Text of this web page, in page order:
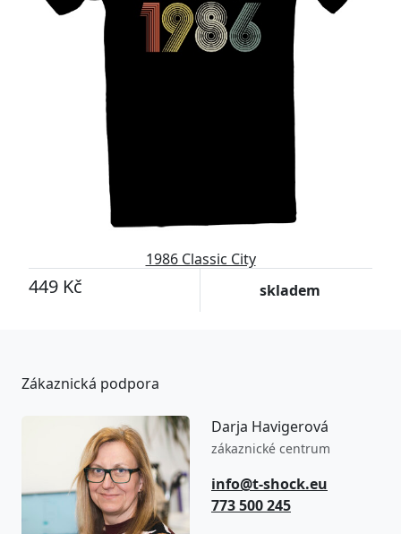
1986 Classic City
449 Kč skladem
Zákaznická podpora
Darja Havigerová
zákaznické centrum
info@t-shock.eu
773 500 245